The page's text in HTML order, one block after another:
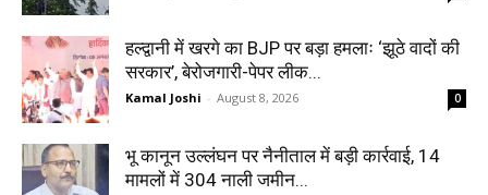
हल्द्वानी में खरगे का BJP पर बड़ा हमलाः ‘झूठे वादों की
सरकार’, बेरोजगारी-पेपर लीक...
Kamal Joshi - August 8, 2026 0
भू कानून उल्लंघन पर नैनीताल में बड़ी कार्रवाई, 14
मामलों में 304 नाली जमीन...